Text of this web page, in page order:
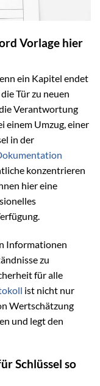
Vorlage hier
ein Kapitel endet
Tür zu neuen
Verantwortung
einem Umzug, einer
in der
konzentrieren
hier eine
Informationen
zu
für alle
ist nicht nur
Wertschätzung
und legt den
Schlüssel so